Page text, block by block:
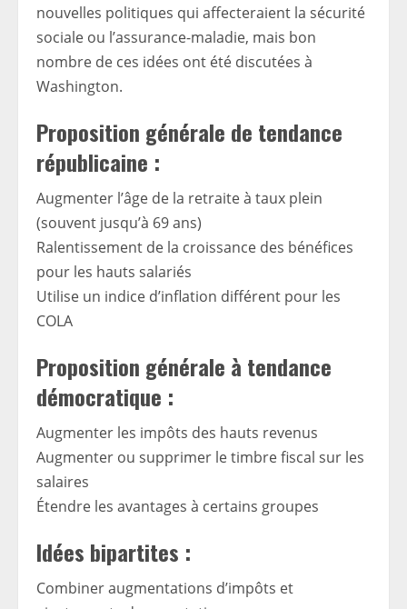
nouvelles politiques qui affecteraient la sécurité
sociale ou l’assurance-maladie, mais bon
nombre de ces idées ont été discutées à
Washington.
Proposition générale de tendance
républicaine :
Augmenter l’âge de la retraite à taux plein
(souvent jusqu’à 69 ans)
Ralentissement de la croissance des bénéfices
pour les hauts salariés
Utilise un indice d’inflation différent pour les
COLA
Proposition générale à tendance
démocratique :
Augmenter les impôts des hauts revenus
Augmenter ou supprimer le timbre fiscal sur les
salaires
Étendre les avantages à certains groupes
Idées bipartites :
Combiner augmentations d’impôts et